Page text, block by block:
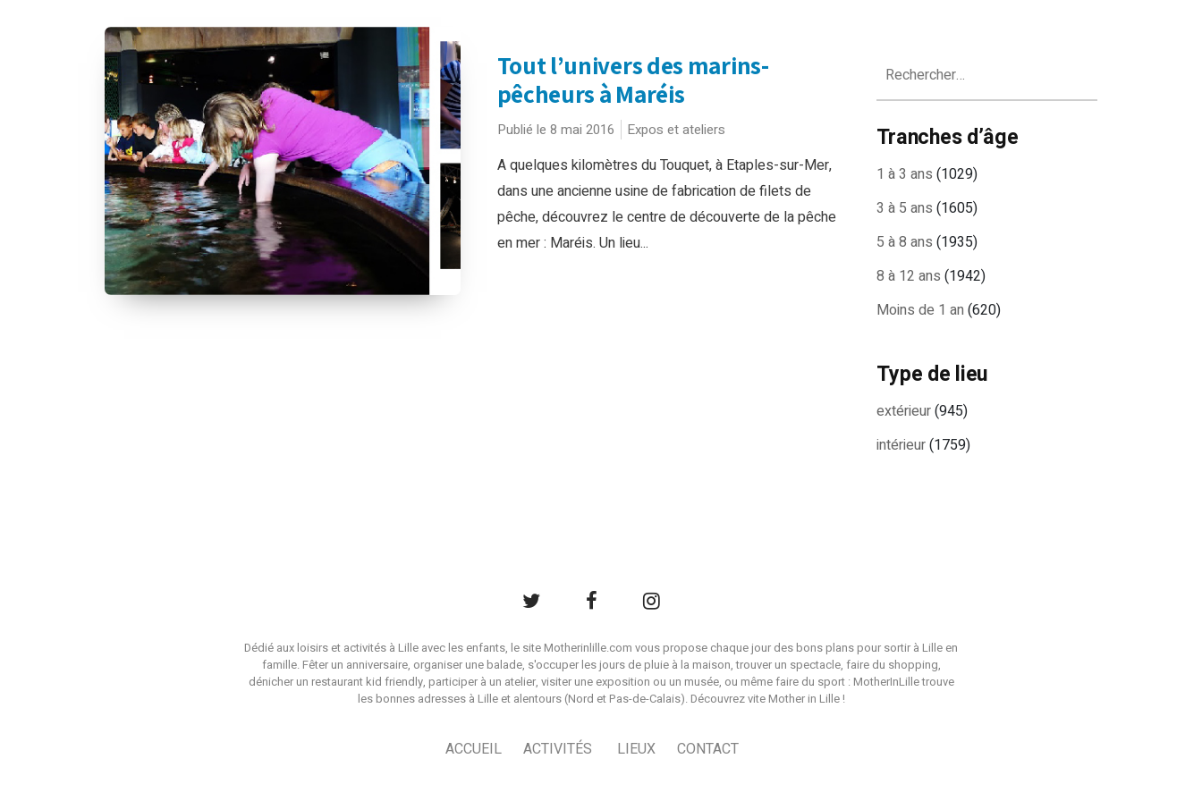
Tout l’univers des marins-
pêcheurs à Maréis
Publié le 8 mai 2016 Expos et ateliers
A quelques kilomètres du Touquet, à Etaples-sur-Mer,
dans une ancienne usine de fabrication de filets de
pêche, découvrez le centre de découverte de la pêche
en mer : Maréis. Un lieu...
Tranches d’âge
1 à 3 ans (1029)
3 à 5 ans (1605)
5 à 8 ans (1935)
8 à 12 ans (1942)
Moins de 1 an (620)
Type de lieu
extérieur(945)
intérieur(1759)
Dédié aux loisirs et activités à Lille avec les enfants, le site Motherinlille.com vous propose chaque jour des bons plans pour sortir à Lille en
famille. Fêter un anniversaire, organiser une balade, s'occuper les jours de pluie à la maison, trouver un spectacle, faire du shopping,
dénicher un restaurant kid friendly, participer à un atelier, visiter une exposition ou un musée, ou même faire du sport : MotherInLille trouve
les bonnes adresses à Lille et alentours (Nord et Pas-de-Calais). Découvrez vite Mother in Lille !
ACCUEIL ACTIVITÉS LIEUX CONTACT